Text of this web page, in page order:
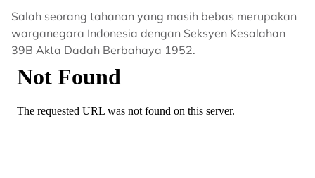
Salah seorang tahanan yang masih bebas merupakan
warganegara Indonesia dengan Seksyen Kesalahan
39B Akta Dadah Berbahaya 1952.